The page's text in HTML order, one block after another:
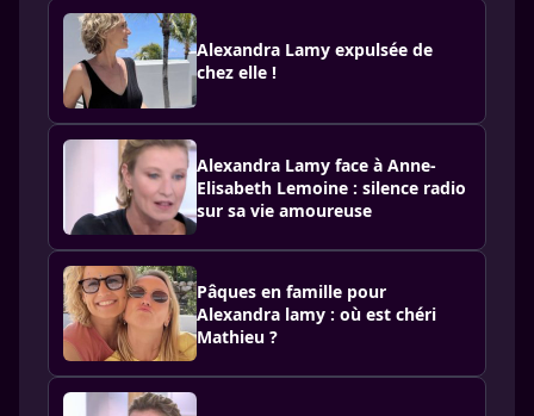
Alexandra Lamy expulsée de
chez elle !
Alexandra Lamy face à Anne-
Elisabeth Lemoine : silence radio
sur sa vie amoureuse
Pâques en famille pour
Alexandra lamy : où est chéri
Mathieu ?